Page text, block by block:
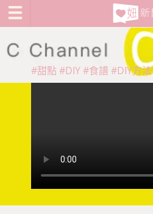
#甜點 #DIY #食譜 #DIY方法